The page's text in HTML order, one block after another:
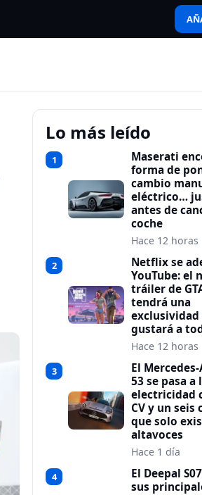
Lo más leído
1
Maserati
forma de
cambio
eléctrico…
antes de
coche
Hace 12 horas
2
Netflix se
YouTube: el
tráiler de
tendrá una
exclusividad
gustará a
Hace 12 horas
3
El Mercedes-
53 se pasa a
electricidad
CV y un seis
que solo
altavoces
Hace 1 día
4
El Deepal
sus